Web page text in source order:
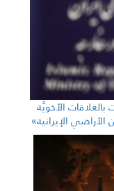
الأخويَّة
الإيرانية»